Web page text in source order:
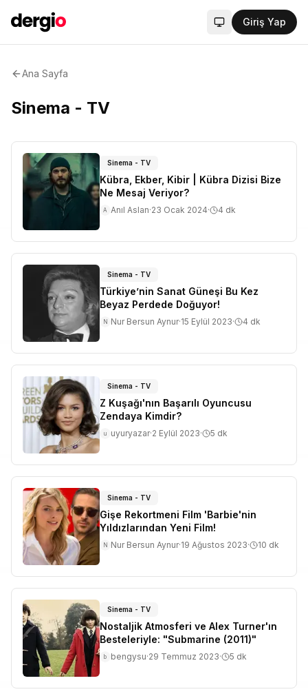
Sistem modu aktif
Giriş Yap
Ana Sayfa
Sinema - TV
Sinema - TV
Kübra, Ekber, Kibir | Kübra Dizisi Bize
Ne Mesaj Veriyor?
A Anıl Aslan·23 Ocak 2024· 4 dk
Sinema - TV
Türkiye’nin Sanat Güneşi Bu Kez
Beyaz Perdede Doğuyor!
N Nur Bersun Aynur·15 Eylül 2023· 4 dk
Sinema - TV
Z Kuşağı'nın Başarılı Oyuncusu
Zendaya Kimdir?
u uyuryazar·2 Eylül 2023· 5 dk
Sinema - TV
Gişe Rekortmeni Film 'Barbie'nin
Yıldızlarından Yeni Film!
N Nur Bersun Aynur·19 Ağustos 2023· 10 dk
Sinema - TV
Nostaljik Atmosferi ve Alex Turner'ın
Besteleriyle: "Submarine (2011)"
b bengysu·29 Temmuz 2023· 5 dk